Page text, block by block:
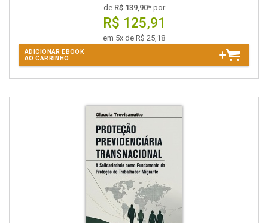
deR$ 139,90* por
R$ 125,91
em 5x de R$ 25,18
ADICIONAR EBOOK
AO CARRINHO